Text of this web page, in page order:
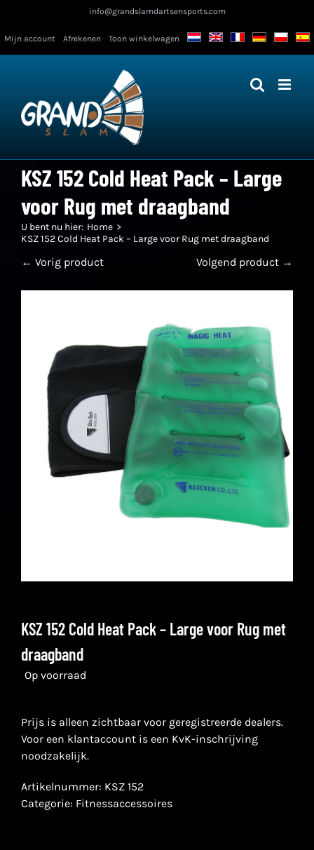
inhoud
info@grandslamdartsensports.com
Mijn account Afrekenen Toon winkelwagen
KSZ 152 Cold Heat Pack – Large
voor Rug met draagband
U bent nu hier: Home
KSZ 152 Cold Heat Pack – Large voor Rug met draagband
← Vorig product Volgend product →
KSZ 152 Cold Heat Pack – Large voor Rug met
draagband
Op voorraad
Prijs is alleen zichtbaar voor geregistreerde dealers.
Voor een klantaccount is een KvK-inschrijving
noodzakelijk.
Artikelnummer: KSZ 152
Categorie: Fitnessaccessoires